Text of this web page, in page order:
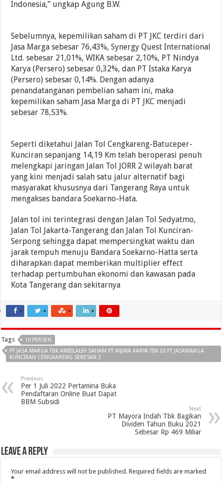
Indonesia,” ungkap Agung B.W.
Sebelumnya, kepemilikan saham di PT JKC terdiri dari
Jasa Marga sebesar 76,43%, Synergy Quest International
Ltd. sebesar 21,01%, WIKA sebesar 2,10%, PT Nindya
Karya (Persero) sebesar 0,32%, dan PT Istaka Karya
(Persero) sebesar 0,14%. Dengan adanya
penandatanganan pembelian saham ini, maka
kepemilikan saham Jasa Marga di PT JKC menjadi
sebesar 78,53%.
Seperti diketahui Jalan Tol Cengkareng-Batuceper-
Kunciran sepanjang 14,19 Km telah beroperasi penuh
melengkapi jaringan Jalan Tol JORR 2 wilayah barat
yang kini menjadi salah satu jalur alternatif bagi
masyarakat khususnya dari Tangerang Raya untuk
mengakses bandara Soekarno-Hata.
Jalan tol ini terintegrasi dengan Jalan Tol Sedyatmo,
Jalan Tol Jakarta-Tangerang dan Jalan Tol Kunciran-
Serpong sehingga dapat mempersingkat waktu dan
jarak tempuh menuju Bandara Soekarno-Hatta serta
diharapkan dapat memberikan multiplier effect
terhadap pertumbuhan ekonomi dan kawasan pada
Kota Tangerang dan sekitarnya
Tags
10 PERSEN
PT JASA MARGA TBK AMBILALIH SAHAM PT WIJAYA KARYA TBK DI PT JASAMARGA
KUNCIRAN CENGKARENG SEBESAR 2
Previous
Per 1 Juli 2022 Pertamina Buka
Pendaftaran Online Buat Dapat
BBM Subsidi
Next
PT Mayora Indah Tbk Bagikan
Dividen Tahun Buku 2021
Sebesar Rp 469 Miliar
Leave a Reply
Your email address will not be published. Required fields are marked
*